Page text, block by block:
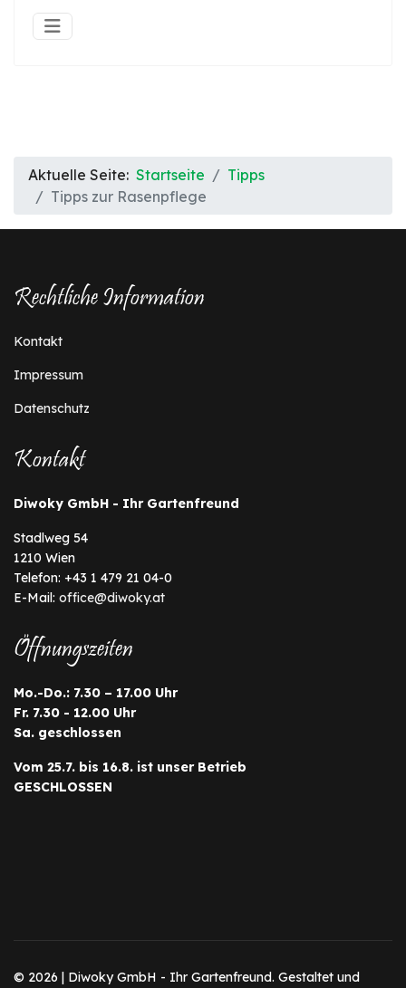
Aktuelle Seite: Startseite
Tipps
Tipps zur Rasenpflege
Rechtliche Information
Kontakt
Impressum
Datenschutz
Kontakt
Diwoky GmbH - Ihr Gartenfreund
Stadlweg 54
1210 Wien
Telefon: +43 1 479 21 04-0
E-Mail: office@diwoky.at
Öffnungszeiten
Mo.-Do.: 7.30 – 17.00 Uhr
Fr. 7.30 - 12.00 Uhr
Sa. geschlossen
Vom 25.7. bis 16.8. ist unser Betrieb
GESCHLOSSEN
© 2026 | Diwoky GmbH - Ihr Gartenfreund. Gestaltet und